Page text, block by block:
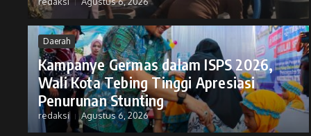
Daerah
Kampanye Germas dalam ISPS 2026,
Wali Kota Tebing Tinggi Apresiasi
Penurunan Stunting
redaksi Agustus 6, 2026